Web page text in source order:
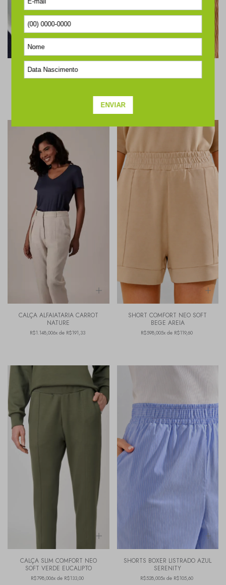
CALÇA ALFAIATARIA CARROT
MARINHO
MARROM TOFFEE
CALÇA ALFAIATARIA CARROT
NATURE
R$1.148,006x de R$191,33
SHORT COMFORT NEO SOFT
BEGE AREIA
R$598,005x de R$119,60
CALÇA SLIM COMFORT NEO
SOFT VERDE EUCALIPTO
R$798,006x de R$133,00
SHORTS BOXER LISTRADO AZUL
SERENITY
R$528,005x de R$105,60